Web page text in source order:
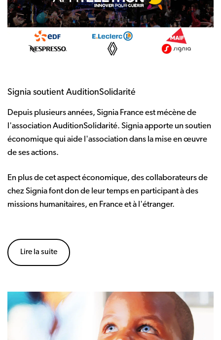
Signia soutient AuditionSolidarité
Depuis plusieurs années, Signia France est mécène de
l'association AuditionSolidarité. Signia apporte un soutien
économique qui aide l'association dans la mise en œuvre
de ses actions.
En plus de cet aspect économique, des collaborateurs de
chez Signia font don de leur temps en participant à des
missions humanitaires, en France et à l'étranger.
Lire la suite